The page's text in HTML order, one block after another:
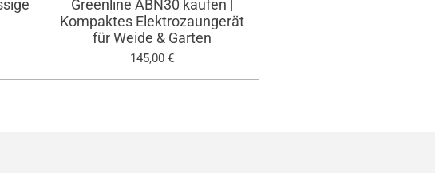
Greenline ABN30 kaufen |
Kompaktes Elektrozaungerät
für Weide & Garten
145,00 €